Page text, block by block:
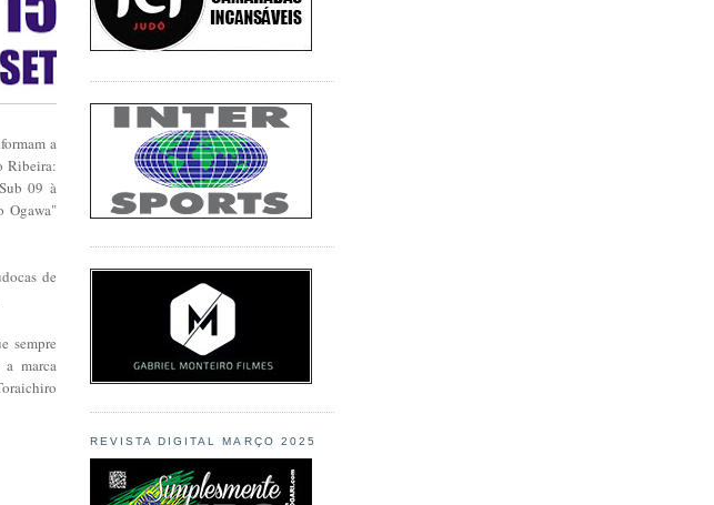
a
Ribeira:
09 à
Ogawa"
de
sempre
marca
REVISTA DIGITAL MARÇO 2025